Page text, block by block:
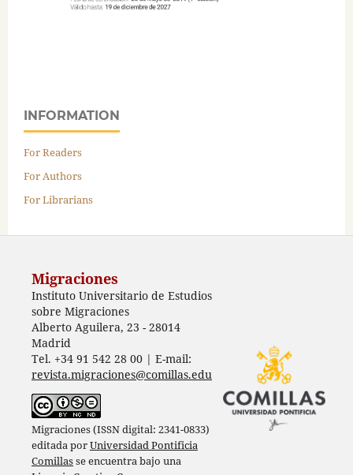
INFORMATION
For Readers
For Authors
For Librarians
Migraciones
Instituto Universitario de Estudios
sobre Migraciones
Alberto Aguilera, 23 - 28014
Madrid
Tel. +34 91 542 28 00 | E-mail:
revista.migraciones@comillas.edu
Migraciones (ISSN digital: 2341-0833)
editada porUniversidad Pontificia
Comillasse encuentra bajo una